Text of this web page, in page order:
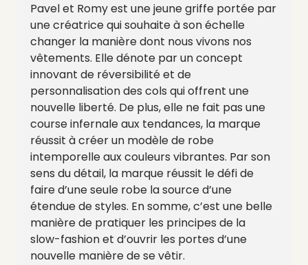
Pavel et Romy est une jeune griffe portée par
une créatrice qui souhaite à son échelle
changer la manière dont nous vivons nos
vêtements. Elledénote par un concept
innovant de réversibilité et de
personnalisation des cols qui offrent une
nouvelle liberté. De plus, elle ne fait pas une
course infernale aux tendances, la marque
réussit à créer un modèle de robe
intemporelle aux couleurs vibrantes. Par son
sens du détail, la marque réussit le défi de
faire d’une seule robe la source d’une
étendue de styles. En somme, c’est une belle
manière de pratiquer les principes de la
slow-fashionet d’ouvrir les portes d’une
nouvelle manière de se vêtir.